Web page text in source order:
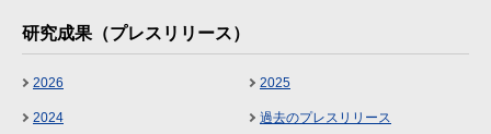
研究成果（プレスリリース）
2026 2025
2024 過去のプレスリリース